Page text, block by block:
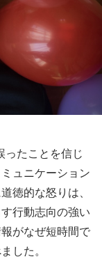
ったことを信じ
ュニケーション
徳的な怒りは、
行動志向の強い
がなぜ短時間で
した。